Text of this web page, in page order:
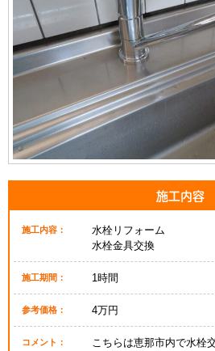
施工内容
施工内容：
水栓リフォーム
水栓金具交換
施工期間： 1時間
参考価格： 4万円
コメント：
こちらは恵那市内で水栓